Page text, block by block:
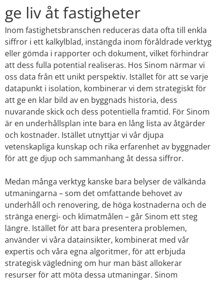
ge liv åt fastigheter
Inom fastighetsbranschen reduceras data ofta till enkla
siffror i ett kalkylblad, instängda inom föråldrade verktyg
eller gömda i rapporter och dokument, vilket förhindrar
att dess fulla potential realiseras. Hos Sinom närmar vi
oss data från ett unikt perspektiv. Istället för att se varje
datapunkt i isolation, kombinerar vi dem strategiskt för
att ge en klar bild av en byggnads historia, dess
nuvarande skick och dess potentiella framtid. För Sinom
är en underhållsplan inte bara en lång lista av åtgärder
och kostnader. Istället utnyttjar vi vår djupa
vetenskapliga kunskap och rika erfarenhet av byggnader
för att ge djup och sammanhang åt dessa siffror.
Medan många verktyg kanske bara belyser de välkända
utmaningarna – som det omfattande behovet av
underhåll och renovering, de höga kostnaderna och de
stränga energi- och klimatmålen – går Sinom ett steg
längre. Istället för att bara presentera problemen,
använder vi våra datainsikter, kombinerat med vår
expertis och våra egna algoritmer, för att erbjuda
strategisk vägledning om hur man bäst allokerar
resurser för att möta dessa utmaningar. Sinom